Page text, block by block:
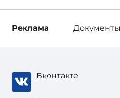
Реклама Документы
Вконтакте